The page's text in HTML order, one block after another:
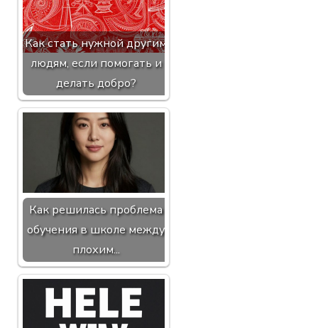
Как стать нужной другим
людям, если помогать и
делать добро?
Как решилась проблема
обучения в школе между
плохим...